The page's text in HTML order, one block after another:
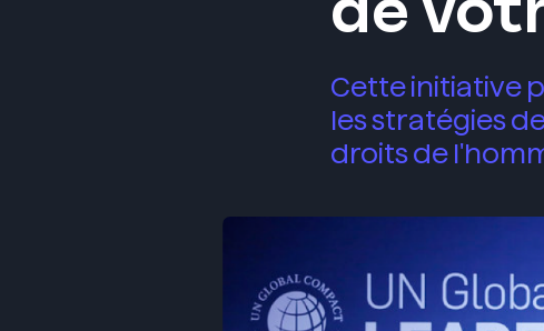
Cette initiative
les stratégies
droits de